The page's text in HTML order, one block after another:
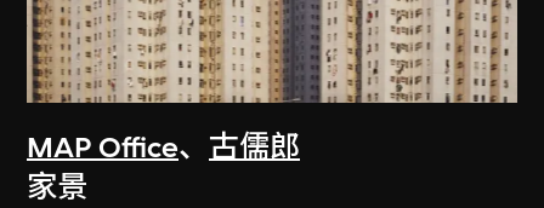
MAP Office、 古儒郎
家景